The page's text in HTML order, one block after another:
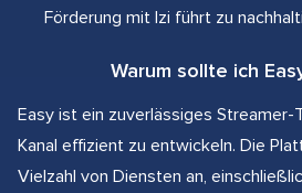
Förderung mit Izi führt zu
Warum sollte ich
Easy ist ein zuverlässiges Streamer-
Kanal effizient zu entwickeln. Die
Vielzahl von Diensten an,